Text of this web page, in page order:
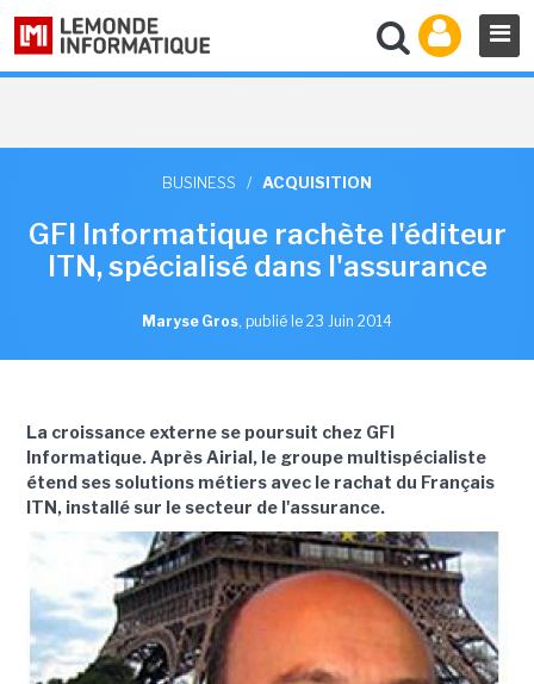
BUSINESS / ACQUISITION
GFI Informatique rachète l'éditeur
ITN, spécialisé dans l'assurance
Maryse Gros, publié le 23 Juin 2014
La croissance externe se poursuit chez GFI
Informatique. Après Airial, le groupe multispécialiste
étend ses solutions métiers avec le rachat du Français
ITN, installé sur le secteur de l'assurance.